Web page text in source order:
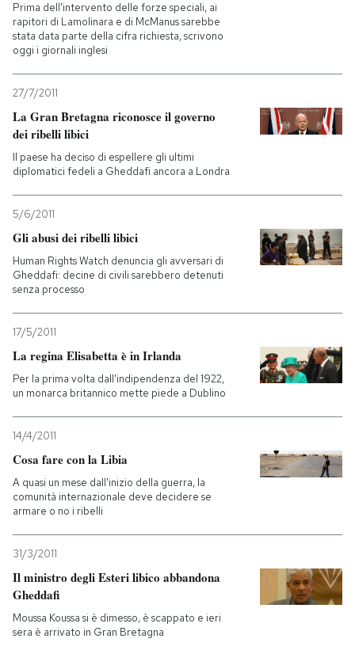
Prima dell'intervento delle forze speciali, ai
rapitori di Lamolinara e di McManus sarebbe
stata data parte della cifra richiesta, scrivono
oggi i giornali inglesi
27/7/2011
La Gran Bretagna riconosce il governo
dei ribelli libici
Il paese ha deciso di espellere gli ultimi
diplomatici fedeli a Gheddafi ancora a Londra
5/6/2011
Gli abusi dei ribelli libici
Human Rights Watch denuncia gli avversari di
Gheddafi: decine di civili sarebbero detenuti
senza processo
17/5/2011
La regina Elisabetta è in Irlanda
Per la prima volta dall'indipendenza del 1922,
un monarca britannico mette piede a Dublino
14/4/2011
Cosa fare con la Libia
A quasi un mese dall'inizio della guerra, la
comunità internazionale deve decidere se
armare o no i ribelli
31/3/2011
Il ministro degli Esteri libico abbandona
Gheddafi
Moussa Koussa si è dimesso, è scappato e ieri
sera è arrivato in Gran Bretagna